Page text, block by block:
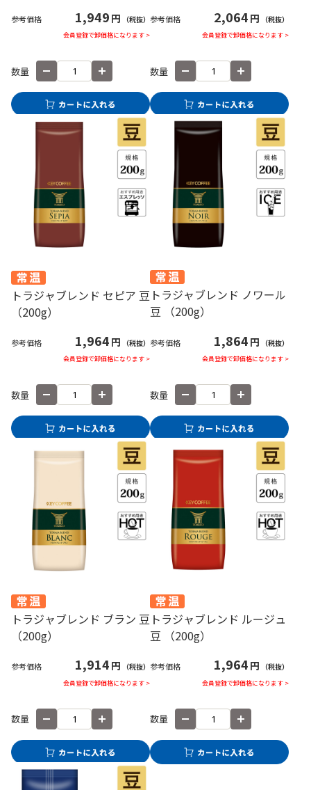
参考価格 1,949 円 （税抜）
会員登録で卸価格になります >
数量
参考価格 2,064 円 （税抜）
会員登録で卸価格になります >
数量
トラジャブレンド セピア 豆
（200g）
参考価格 1,964 円 （税抜）
会員登録で卸価格になります >
数量
トラジャブレンド ノワール
豆 （200g）
参考価格 1,864 円 （税抜）
会員登録で卸価格になります >
数量
トラジャブレンド ブラン 豆
（200g）
参考価格 1,914 円 （税抜）
会員登録で卸価格になります >
数量
トラジャブレンド ルージュ
豆 （200g）
参考価格 1,964 円 （税抜）
会員登録で卸価格になります >
数量